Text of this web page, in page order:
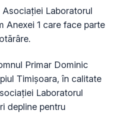
Laboratorul
Anexei 1 care face parte
Primar Dominic
Timişoara, în calitate
Laboratorul
depline pentru